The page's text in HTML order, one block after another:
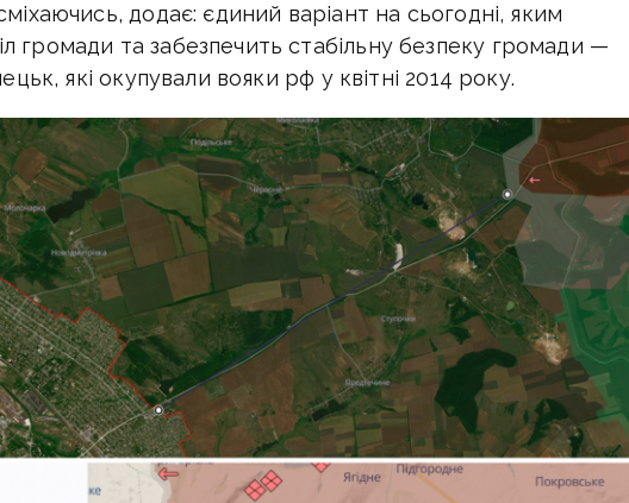
додає: єдиний варіант на сьогодні, яким
громади та забезпечить стабільну безпеку громади —
які окупували вояки рф у квітні 2014 року.